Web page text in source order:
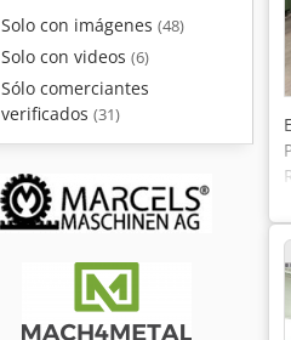
Solo con imágenes (48)
Solo con videos (6)
Sólo comerciantes
verificados (31)